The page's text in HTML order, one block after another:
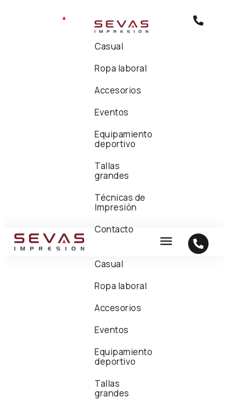
Casual
Ropa laboral
Accesorios
Eventos
Equipamiento
deportivo
Tallas
grandes
Técnicas de
Impresión
Contacto
Casual
Ropa laboral
Accesorios
Eventos
Equipamiento
deportivo
Tallas
grandes